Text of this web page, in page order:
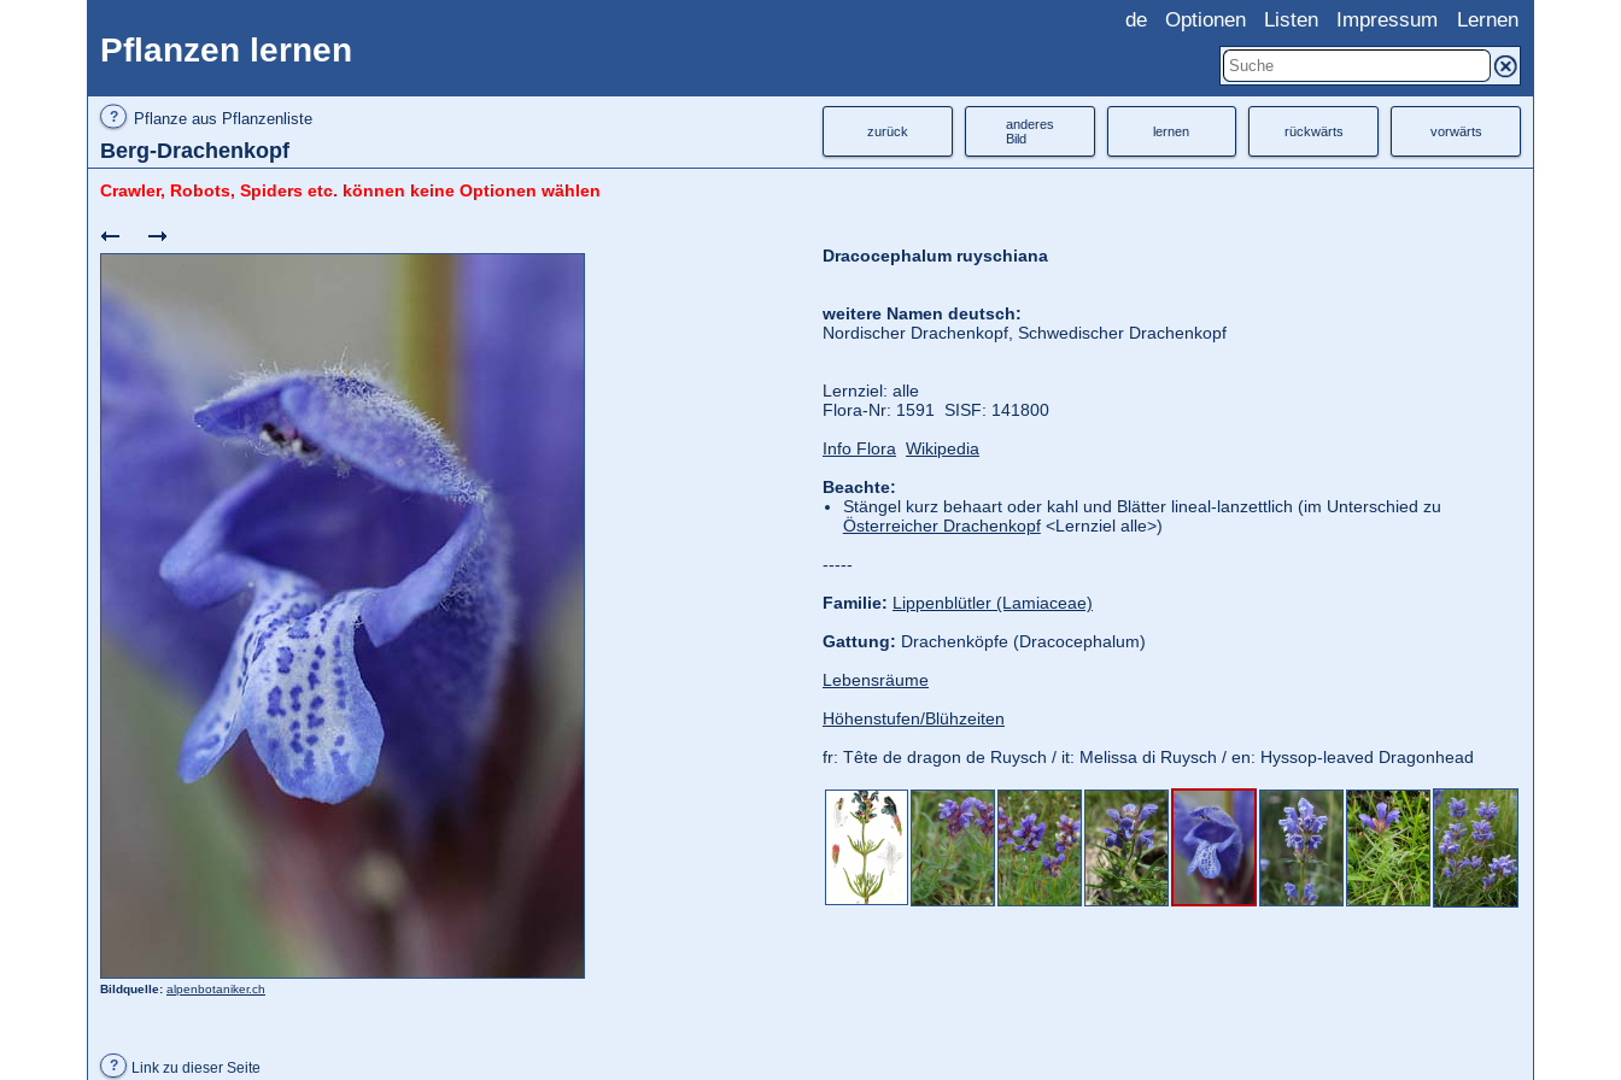
Pflanzen lernen
de Optionen Listen Impressum Lernen
? Pflanze aus Pflanzenliste
Berg-Drachenkopf
zurück
anderes
Bild
lernen rückwärts vorwärts
Crawler, Robots, Spiders etc. können keine Optionen wählen
Bildquelle: alpenbotaniker.ch
Dracocephalum ruyschiana
weitere Namen deutsch:
Nordischer Drachenkopf, Schwedischer Drachenkopf
Lernziel: alle
Flora‑Nr: 1591 SISF: 141800
Info Flora Wikipedia
Beachte:
Stängel kurz behaart oder kahl und Blätter lineal-lanzettlich (im Unterschied zu
Österreicher Drachenkopf<Lernziel alle>)
-----
Familie: Lippenblütler (Lamiaceae)
Gattung: Drachenköpfe (Dracocephalum)
Lebensräume
Höhenstufen/Blühzeiten
fr: Tête de dragon de Ruysch / it: Melissa di Ruysch / en: Hyssop-leaved Dragonhead
? Link zu dieser Seite